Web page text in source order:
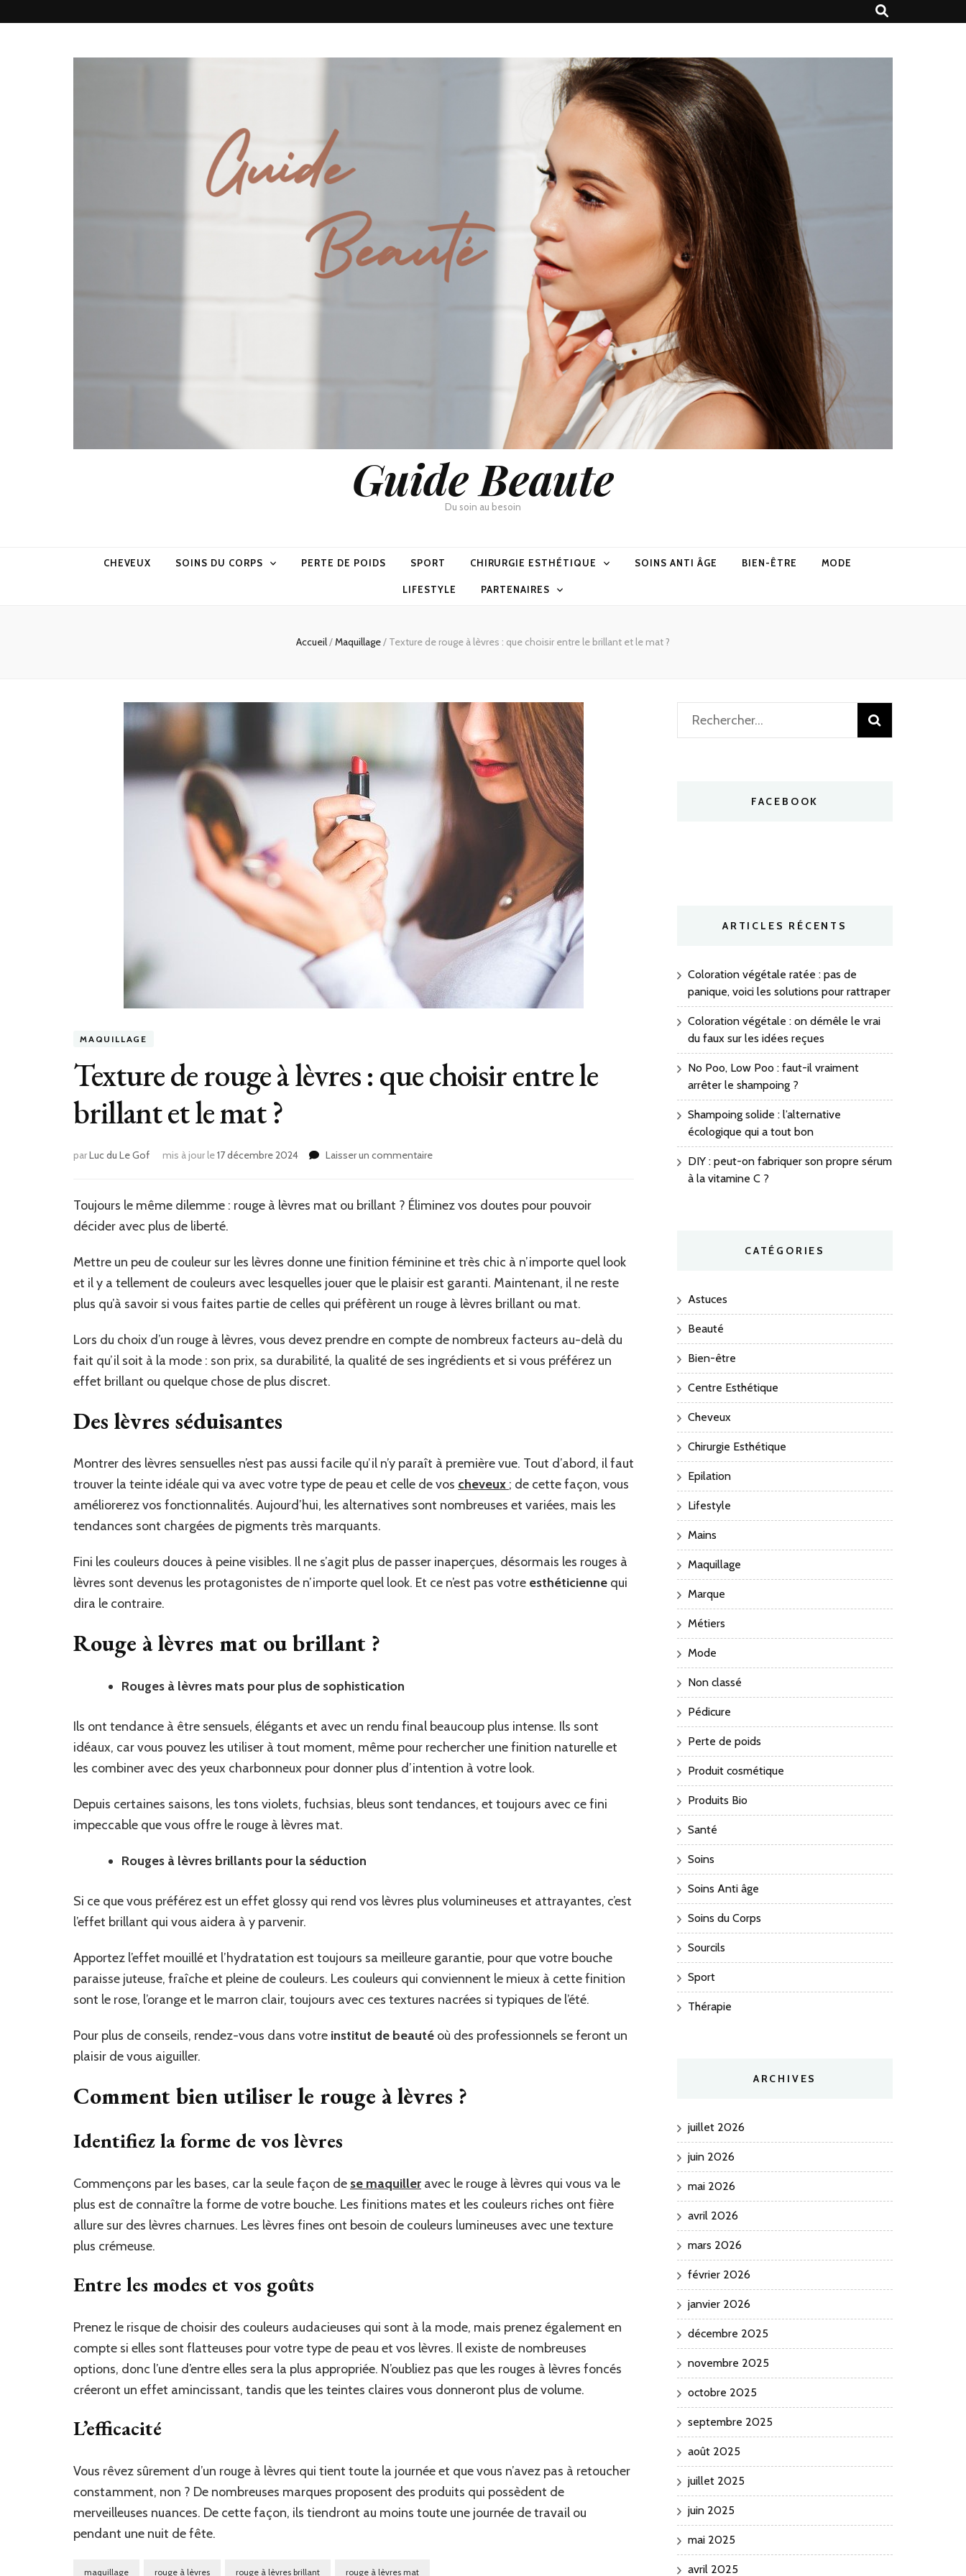
Guide Beaute
Du soin au besoin
CHEVEUX SOINS DU CORPS PERTE DE POIDS SPORT CHIRURGIE ESTHÉTIQUE SOINS ANTI ÂGE BIEN-ÊTRE MODE
LIFESTYLE PARTENAIRES
Accueil/Maquillage/ Texture de rouge à lèvres : que choisir entre le brillant et le mat ?
MAQUILLAGE
Texture de rouge à lèvres : que choisir entre le
brillant et le mat ?
parLuc du Le Gof mis à jour le17 décembre 2024 Laisser un commentairesur
rouge
choisir
le
brillant
le
Toujours le même dilemme : rouge à lèvres mat ou brillant ? Éliminez vos doutes pour pouvoir
décider avec plus de liberté.
Mettre un peu de couleur sur les lèvres donne une finition féminine et très chic à n’importe quel look
et il y a tellement de couleurs avec lesquelles jouer que le plaisir est garanti. Maintenant, il ne reste
plus qu’à savoir si vous faites partie de celles qui préfèrent un rouge à lèvres brillant ou mat.
Lors du choix d’un rouge à lèvres, vous devez prendre en compte de nombreux facteurs au-delà du
fait qu’il soit à la mode : son prix, sa durabilité, la qualité de ses ingrédients et si vous préférez un
effet brillant ou quelque chose de plus discret.
Des lèvres séduisantes
Montrer des lèvres sensuelles n’est pas aussi facile qu’il n’y paraît à première vue. Tout d’abord, il faut
trouver la teinte idéale qui va avec votre type de peau et celle de vos cheveux ; de cette façon, vous
améliorerez vos fonctionnalités. Aujourd’hui, les alternatives sont nombreuses et variées, mais les
tendances sont chargées de pigments très marquants.
Fini les couleurs douces à peine visibles. Il ne s’agit plus de passer inaperçues, désormais les rouges à
lèvres sont devenus les protagonistes de n’importe quel look. Et ce n’est pas votre esthéticienne qui
dira le contraire.
Rouge à lèvres mat ou brillant ?
Rouges à lèvres mats pour plus de sophistication
Ils ont tendance à être sensuels, élégants et avec un rendu final beaucoup plus intense. Ils sont
idéaux, car vous pouvez les utiliser à tout moment, même pour rechercher une finition naturelle et
les combiner avec des yeux charbonneux pour donner plus d’intention à votre look.
Depuis certaines saisons, les tons violets, fuchsias, bleus sont tendances, et toujours avec ce fini
impeccable que vous offre le rouge à lèvres mat.
Rouges à lèvres brillants pour la séduction
Si ce que vous préférez est un effet glossy qui rend vos lèvres plus volumineuses et attrayantes, c’est
l’effet brillant qui vous aidera à y parvenir.
Apportez l’effet mouillé et l’hydratation est toujours sa meilleure garantie, pour que votre bouche
paraisse juteuse, fraîche et pleine de couleurs. Les couleurs qui conviennent le mieux à cette finition
sont le rose, l’orange et le marron clair, toujours avec ces textures nacrées si typiques de l’été.
Pour plus de conseils, rendez-vous dans votre institut de beauté où des professionnels se feront un
plaisir de vous aiguiller.
Comment bien utiliser le rouge à lèvres ?
Identifiez la forme de vos lèvres
Commençons par les bases, car la seule façon de se maquiller avec le rouge à lèvres qui vous va le
plus est de connaître la forme de votre bouche. Les finitions mates et les couleurs riches ont fière
allure sur des lèvres charnues. Les lèvres fines ont besoin de couleurs lumineuses avec une texture
plus crémeuse.
Entre les modes et vos goûts
Prenez le risque de choisir des couleurs audacieuses qui sont à la mode, mais prenez également en
compte si elles sont flatteuses pour votre type de peau et vos lèvres. Il existe de nombreuses
options, donc l’une d’entre elles sera la plus appropriée. N’oubliez pas que les rouges à lèvres foncés
créeront un effet amincissant, tandis que les teintes claires vous donneront plus de volume.
L’efficacité
Vous rêvez sûrement d’un rouge à lèvres qui tient toute la journée et que vous n’avez pas à retoucher
constamment, non ? De nombreuses marques proposent des produits qui possèdent de
merveilleuses nuances. De cette façon, ils tiendront au moins toute une journée de travail ou
pendant une nuit de fête.
maquillage rouge à lèvres rouge à lèvres brillant rouge à lèvres mat
Rechercher :
FACEBOOK
ARTICLES RÉCENTS
Coloration végétale ratée : pas de
panique, voici les solutions pour rattraper
Coloration végétale : on démêle le vrai
du faux sur les idées reçues
No Poo, Low Poo : faut-il vraiment
arrêter le shampoing ?
Shampoing solide : l’alternative
écologique qui a tout bon
DIY : peut-on fabriquer son propre sérum
à la vitamine C ?
CATÉGORIES
Astuces
Beauté
Bien-être
Centre Esthétique
Cheveux
Chirurgie Esthétique
Epilation
Lifestyle
Mains
Maquillage
Marque
Métiers
Mode
Non classé
Pédicure
Perte de poids
Produit cosmétique
Produits Bio
Santé
Soins
Soins Anti âge
Soins du Corps
Sourcils
Sport
Thérapie
ARCHIVES
juillet 2026
juin 2026
mai 2026
avril 2026
mars 2026
février 2026
janvier 2026
décembre 2025
novembre 2025
octobre 2025
septembre 2025
août 2025
juillet 2025
juin 2025
mai 2025
avril 2025